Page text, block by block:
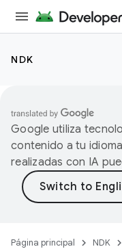
NDK
Google utiliza
contenido a tu
realizadas con IA
Página principal NDK